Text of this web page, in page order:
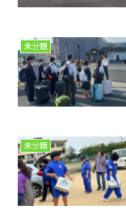
未分類
未分類